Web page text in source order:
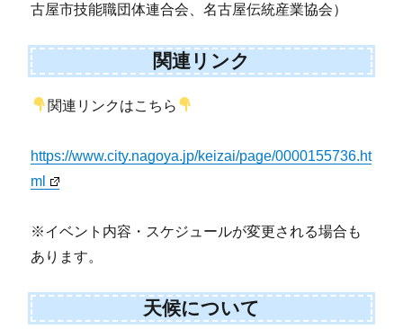
古屋市技能職団体連合会、名古屋伝統産業協会）
関連リンク
関連リンクはこちら
https://www.city.nagoya.jp/keizai/page/0000155736.ht
ml
※イベント内容・スケジュールが変更される場合も
あります。
天候について